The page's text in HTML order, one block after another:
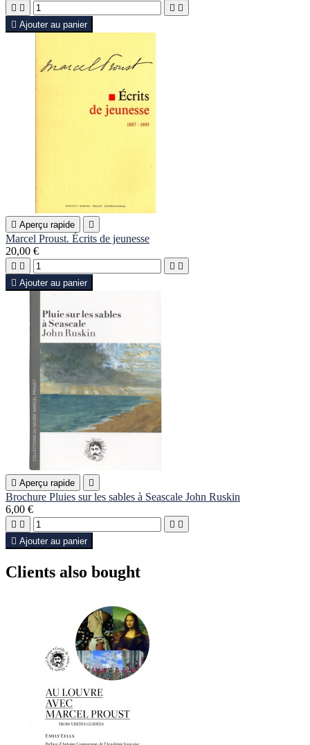
   
 Ajouter au panier
 Aperçu rapide 
Marcel Proust. Écrits de jeunesse
20,00 €
   
 Ajouter au panier
 Aperçu rapide 
Brochure Pluies sur les sables à Seascale John Ruskin
6,00 €
   
 Ajouter au panier
Clients also bought